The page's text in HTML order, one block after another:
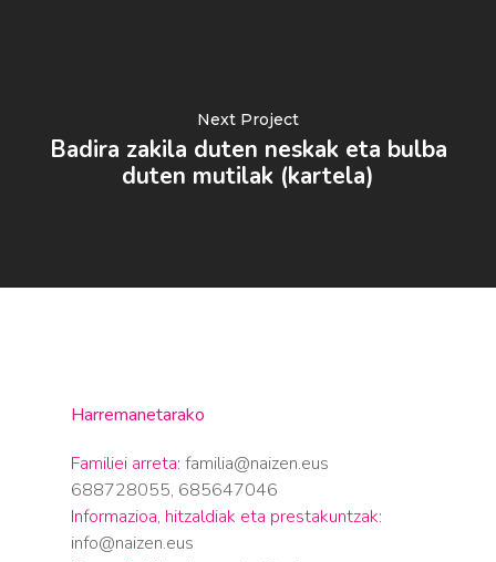
Next Project
Badira zakila duten neskak eta bulba
duten mutilak (kartela)
Harremanetarako
Familiei arreta: familia@naizen.eus
688728055, 685647046
Informazioa, hitzaldiak eta prestakuntzak:
info@naizen.eus